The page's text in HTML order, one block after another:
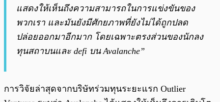
แสดงให้เห็นถึงความสามารถในการแข่งขันของ
พวกเรา และมันยังมีศักยภาพที่ยังไม่ได้ถูกปลด
ปล่อยออกมาอีกมาก โดยเฉพาะตรงส่วนของนักลง
ทุนสถาบนและ defi บน Avalanche”
การวิจัยล่าสุดจากบริษัทร่วมทุนระยะแรก Outlier